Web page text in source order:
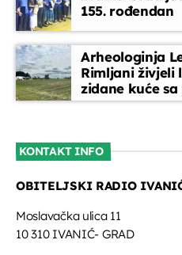
Djeca i mladi
10:15 - 11:00
11:00 - 12:30
Glazbeni blok
12:30 - 13:30
155. rođendan
Arheologinja
Rimljani živjeli
zidane kuće
oslikanim
KONTAKT INFO
OBITELJSKI RADIO
Moslavačka ulica 11
10 310 IVANIĆ- GRAD